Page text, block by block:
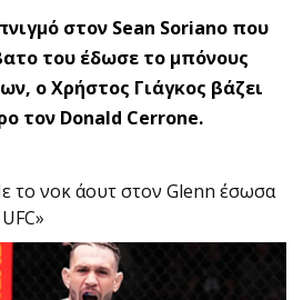
στον Sean Soriano που
του έδωσε το μπόνους
ο Χρήστος Γιάγκος βάζει
τον Donald Cerrone.
το νοκ άουτ στον Glenn έσωσα